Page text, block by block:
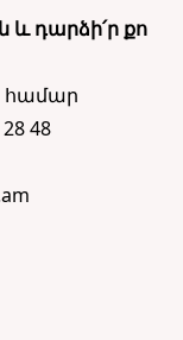
և դարձի՛ր քո
համար
48